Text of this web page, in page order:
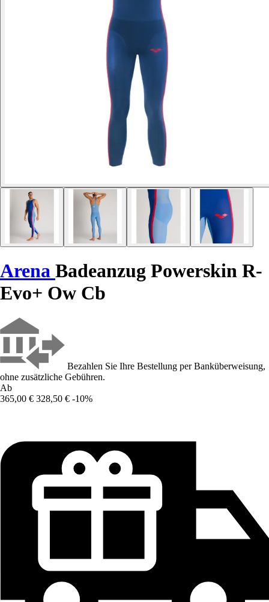
Arena Badeanzug Powerskin R-
Evo+ Ow Cb
Bezahlen Sie Ihre Bestellung per Banküberweisung,
ohne zusätzliche Gebühren.
Ab
365,00 € 328,50 € -10%